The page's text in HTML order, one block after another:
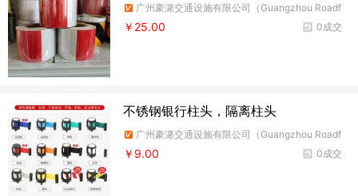
广州豪潞交通设施有限公司（Guangzhou Roadf
ire Traffic Facilities Co.,Ltd）
0成交
￥25.00
不锈钢银行柱头，隔离柱头
广州豪潞交通设施有限公司（Guangzhou Roadf
ire Traffic Facilities Co.,Ltd）
0成交
￥9.00